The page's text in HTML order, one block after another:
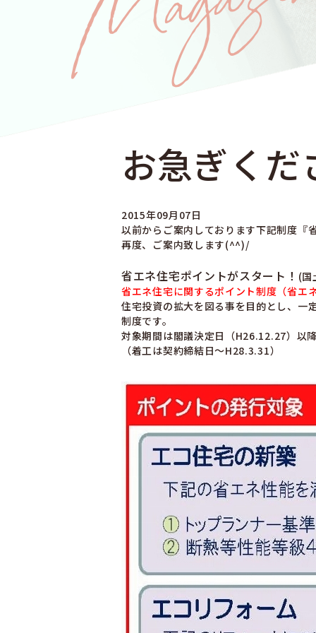
お急ぎく
2015年09月07日
以前からご案内しております下記制度『
再度、ご案内致します(^^)/
省エネ住宅ポイントがスタート！ (国
省エネ住宅に関するポイント制度（省エ
住宅投資の拡大を図る事を目的とし、一
制度です。
対象期間は閣議決定日（H26.12.27）以
（着工は契約締結日～H28.3.31）